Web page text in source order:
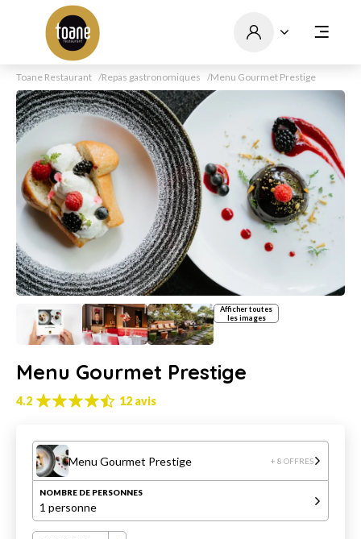
Toane Restaurant Repas gastronomiques Menu Gourmet Prestige
Afficher toutes
les images
Menu Gourmet Prestige
4.2 12 avis
Menu Gourmet Prestige + 8 OFFRES
NOMBRE DE PERSONNES
1 personne